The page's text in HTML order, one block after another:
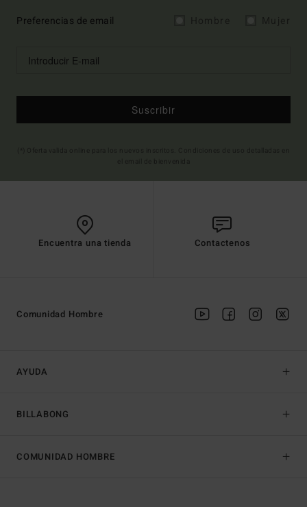
Preferencias de email
Suscribir
Encuentra una tienda Contactenos
AYUDA
BILLABONG
Comunidad Hombre
COMUNIDAD HOMBRE